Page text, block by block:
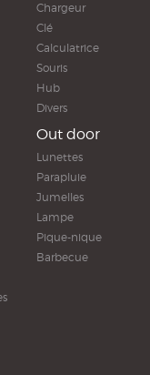
Chargeur
Clé
Calculatrice
Souris
Hub
Divers
Out door
Lunettes
Parapluie
Jumelles
Lampe
Pique-nique
Barbecue